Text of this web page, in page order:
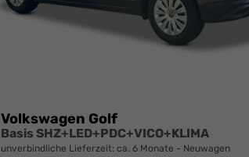
Volkswagen Golf
Basis SHZ+LED+PDC+VICO+KLIMA
unverbindliche Lieferzeit: ca. 6 Monate Neuwagen